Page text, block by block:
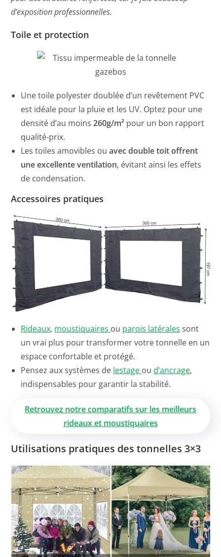
d’exposition professionnelles.
Toile et protection
Une toile polyester doublée d’un revêtement PVC
est idéale pour la pluie et les UV. Optez pour une
densité d’au moins260g/m² pour un bon rapport
qualité-prix.
Les toiles amovibles ouavec double toit offrent
une excellente ventilation, évitant ainsi les effets
de condensation.
Accessoires pratiques
Rideaux, moustiquaires ou parois latérales sont
un vrai plus pour transformer votre tonnelle en un
espace confortable et protégé.
Pensez aux systèmes de lestage oud’ancrage,
indispensables pour garantir la stabilité.
Retrouvez notre comparatifs sur les meilleurs
rideaux et moustiquaires
Utilisations pratiques des tonnelles 3×3